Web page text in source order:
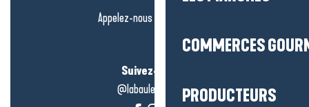
COMMERCES
PRODUCTEURS
Appelez-nous en
Suivez-nous !
@labauleguérande